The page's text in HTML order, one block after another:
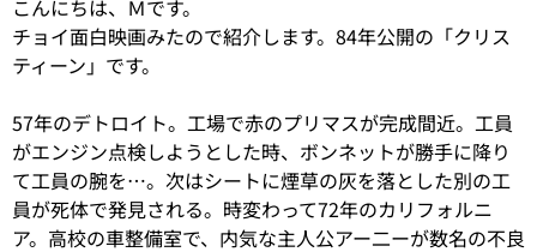
こんにちは、Ｍです。
チョイ面白映画みたので紹介します。84年公開の「クリス
ティーン」です。
57年のデトロイト。工場で赤のプリマスが完成間近。工員
がエンジン点検しようとした時、ボンネットが勝手に降り
て工員の腕を…。次はシートに煙草の灰を落とした別の工
員が死体で発見される。時変わって72年のカリフォルニ
ア。高校の車整備室で、内気な主人公アー二ーが数名の不良